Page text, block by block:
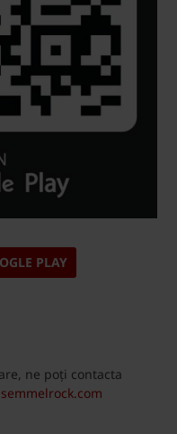
PLAY
ne poți contacta